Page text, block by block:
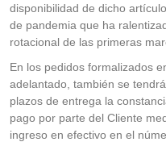
disponibilidad de dicho
de pandemia que ha
rotacional de las primeras
En los pedidos formalizados
adelantado, también se
plazos de entrega la
pago por parte del Cliente
ingreso en efectivo en el